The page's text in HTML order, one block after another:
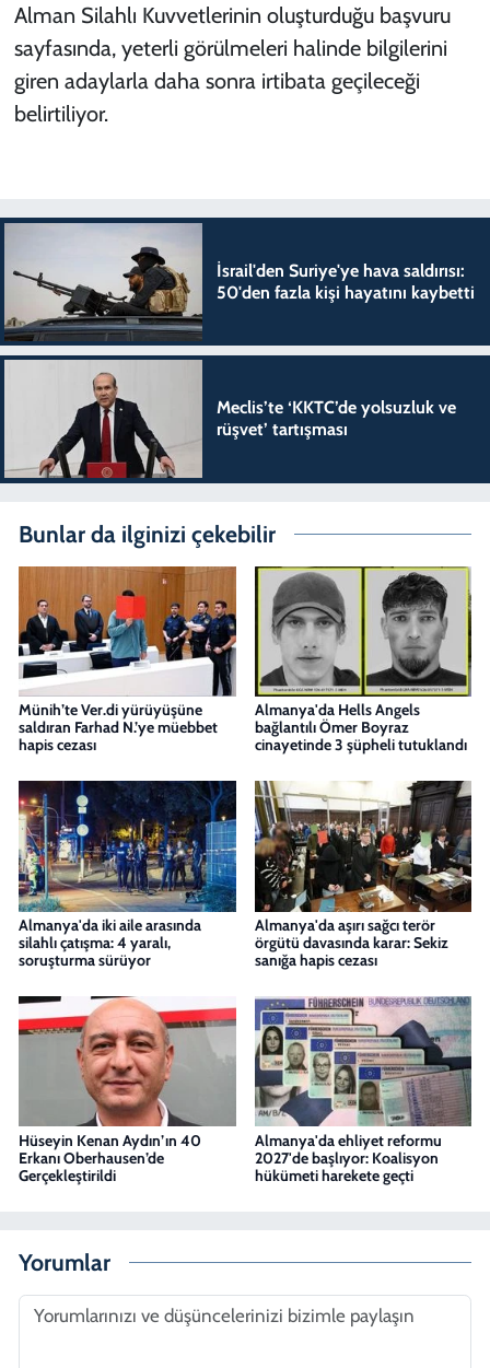
Alman Silahlı Kuvvetlerinin oluşturduğu başvuru
sayfasında, yeterli görülmeleri halinde bilgilerini
giren adaylarla daha sonra irtibata geçileceği
belirtiliyor.
İsrail'den Suriye'ye hava saldırısı:
50'den fazla kişi hayatını kaybetti
Meclis’te ‘KKTC’de yolsuzluk ve
rüşvet’ tartışması
Bunlar da ilginizi çekebilir
Münih’te Ver.di yürüyüşüne
saldıran Farhad N.’ye müebbet
hapis cezası
Almanya'da Hells Angels
bağlantılı Ömer Boyraz
cinayetinde 3 şüpheli tutuklandı
Almanya'da iki aile arasında
silahlı çatışma: 4 yaralı,
soruşturma sürüyor
Almanya'da aşırı sağcı terör
örgütü davasında karar: Sekiz
sanığa hapis cezası
Hüseyin Kenan Aydın’ın 40
Erkanı Oberhausen’de
Gerçekleştirildi
Almanya'da ehliyet reformu
2027'de başlıyor: Koalisyon
hükümeti harekete geçti
Yorumlar